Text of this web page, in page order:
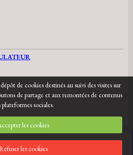
de cookies destinés au suivi des visites sur
de partage et aux remontées de contenus
plateformes sociales.
les cookies
les cookies